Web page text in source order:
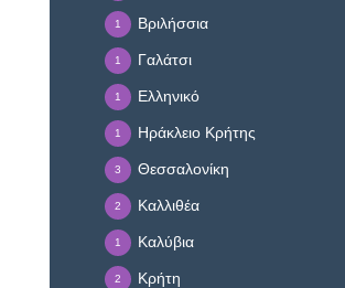
Βριλήσσια
1
Γαλάτσι
1
Ελληνικό
1
Ηράκλειο Κρήτης
1
Θεσσαλονίκη
3
Καλλιθέα
2
Καλύβια
1
Κρήτη
2